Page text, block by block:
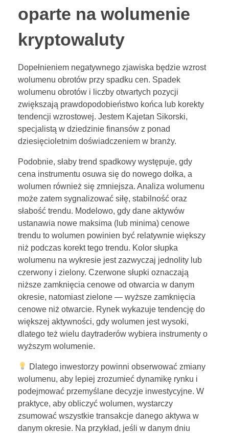
oparte na wolumenie
kryptowaluty
Dopełnieniem negatywnego zjawiska będzie wzrost
wolumenu obrotów przy spadku cen. Spadek
wolumenu obrotów i liczby otwartych pozycji
zwiększają prawdopodobieństwo końca lub korekty
tendencji wzrostowej. Jestem Kajetan Sikorski,
specjalistą w dziedzinie finansów z ponad
dziesięcioletnim doświadczeniem w branży.
Podobnie, słaby trend spadkowy występuje, gdy
cena instrumentu osuwa się do nowego dołka, a
wolumen również się zmniejsza. Analiza wolumenu
może zatem sygnalizować siłę, stabilność oraz
słabość trendu. Modelowo, gdy dane aktywów
ustanawia nowe maksima (lub minima) cenowe
trendu to wolumen powinien być relatywnie większy
niż podczas korekt tego trendu. Kolor słupka
wolumenu na wykresie jest zazwyczaj jednolity lub
czerwony i zielony. Czerwone słupki oznaczają
niższe zamknięcia cenowe od otwarcia w danym
okresie, natomiast zielone — wyższe zamknięcia
cenowe niż otwarcie. Rynek wykazuje tendencję do
większej aktywności, gdy wolumen jest wysoki,
dlatego też wielu daytraderów wybiera instrumenty o
wyższym wolumenie.
Dlatego inwestorzy powinni obserwować zmiany
wolumenu, aby lepiej zrozumieć dynamikę rynku i
podejmować przemyślane decyzje inwestycyjne. W
praktyce, aby obliczyć wolumen, wystarczy
zsumować wszystkie transakcje danego aktywa w
danym okresie. Na przykład, jeśli w danym dniu